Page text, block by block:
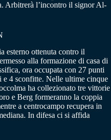
Arbitrerà l’incontro il signor Al-
esterno ottenuta contro il
alla formazione di casa di
ora occupata con 27 punti
e 4 sconfitte. Nelle ultime cinque
ha collezionato tre vittorie
e Berg formeranno la coppia
a centrocampo recupera in
In difesa ci si affida